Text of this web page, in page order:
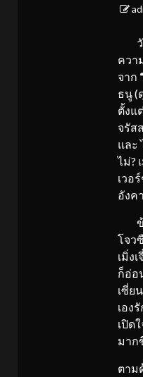
วัน
ควา
จาก
ธนู (
ตั้งแ
จรัส
และ
ไม่?
เวอ
อังค
ข้า
โจว
เมิ่ง
ก็อ่อ
เซี่ย
เอง
เปิด
มาก
ตาม